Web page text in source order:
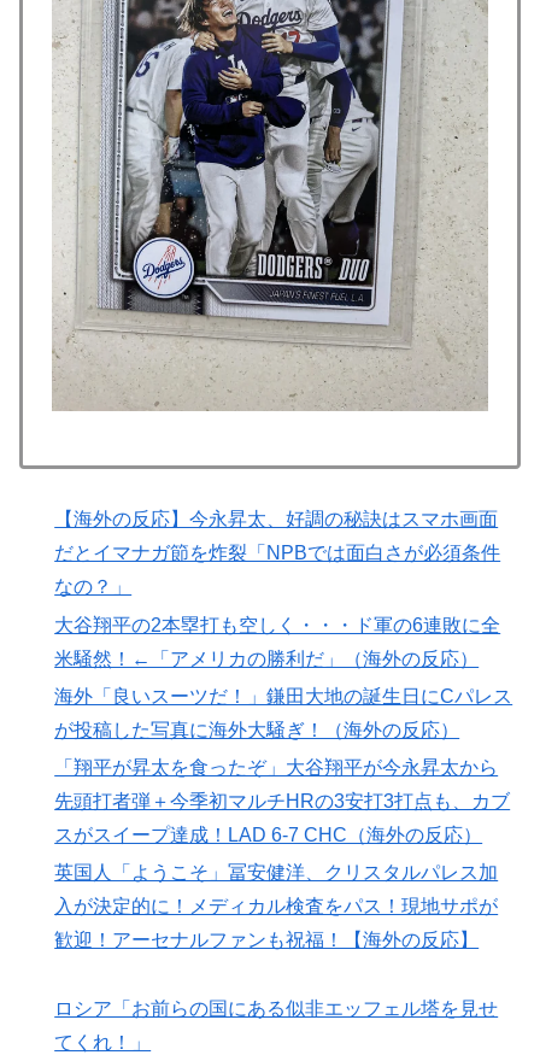
【激震】韓国人「韓国サッカー協会、W杯・五輪で複数
回の性接待を行い審判を買収していたことが発覚…（ﾌﾞ
ﾙﾌﾞﾙ」＝韓国の反応
▶
【海外の反応】ネット上での中国のプロパガンダ工作っ
てどれくらいあるんだろうな → 「どこの国も同じよう
なことをやってるよな」「中国に関する情報はマジで両
極端なものしかない」
▶
韓国人「日本でヤバい作品ばかりアニメ化してて心配に
なる…」
▶
韓国内で続く反日的雰囲気…日本不買運動の広報チラシ
を受け取った日本人留学生困惑＝韓国の反応
▶
海外「もう日本を離れるなよ！」 助っ人外国人にも敬
▶ NPB時代の山本由伸の打撃練習にMLBファン騒然！
←「大谷の後に打たそう！」（海外の反応）
▶ 韓国人「韓国サッカー協会W杯予選で外国人審判に性接
待したことが発覚！」
▶ 無気力な韓国代表、オーストリアにも0-1で敗北…3月の
Aマッチは2敗で終＝韓国の反応
▶ 欧州「日本だけ反則だろ…」 世界の『日本びいき』に
ヨーロッパ全土から不満の声
▶ 海外「日本なんて行くんじゃなかった…」 日本を知っ
てしまったディズニー信者、帰国後『本家』に失望する
事態に
▶ 韓国人「せっかく日本に韓国風のメンチカツ屋をオープ
ンしてあげたのに、ほとんど客が来なくて閉店したんだ
▶
海外「全部日本の真似だったのか…」 日本の普通のテ
レビ番組が最新SNSの数十年先を行っていたと話題に
【海外の反応】今永昇太、好調の秘訣はスマホ画面
だとイマナガ節を炸裂「NPBでは面白さが必須条件
なの？」
大谷翔平の2本塁打も空しく・・・ド軍の6連敗に全
米騒然！←「アメリカの勝利だ」（海外の反応）
海外「良いスーツだ！」鎌田大地の誕生日にCパレス
が投稿した写真に海外大騒ぎ！（海外の反応）
「翔平が昇太を食ったぞ」大谷翔平が今永昇太から
先頭打者弾＋今季初マルチHRの3安打3打点も、カブ
スがスイープ達成！LAD 6-7 CHC（海外の反応）
英国人「ようこそ」冨安健洋、クリスタルパレス加
入が決定的に！メディカル検査をパス！現地サポが
歓迎！アーセナルファンも祝福！【海外の反応】
ロシア「お前らの国にある似非エッフェル塔を見せ
てくれ！」